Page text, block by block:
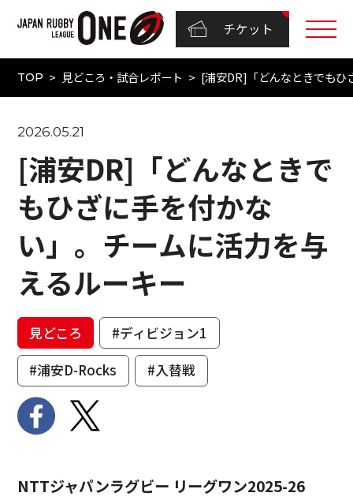
チケット
TOP 見どころ・試合レポート [浦安DR]「どんなときでもひ
2026.05.21
[浦安DR]「どんなときで
もひざに手を付かな
い」。チームに活力を与
えるルーキー
見どころ
#ディビジョン1
#浦安D-Rocks
#入替戦
NTTジャパンラグビー リーグワン2025-26